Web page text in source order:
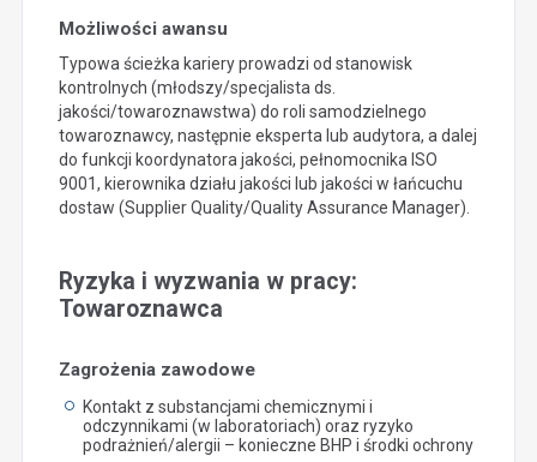
Możliwości awansu
Typowa ścieżka kariery prowadzi od stanowisk
kontrolnych (młodszy/specjalista ds.
jakości/towaroznawstwa) do roli samodzielnego
towaroznawcy, następnie eksperta lub audytora, a dalej
do funkcji koordynatora jakości, pełnomocnika ISO
9001, kierownika działu jakości lub jakości w łańcuchu
dostaw (Supplier Quality/Quality Assurance Manager).
Ryzyka i wyzwania w pracy:
Towaroznawca
Zagrożenia zawodowe
Kontakt z substancjami chemicznymi i
odczynnikami (w laboratoriach) oraz ryzyko
podrażnień/alergii – konieczne BHP i środki ochrony